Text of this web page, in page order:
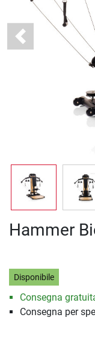
Previous
Hammer
Disponibile
Consegna
Consegna per